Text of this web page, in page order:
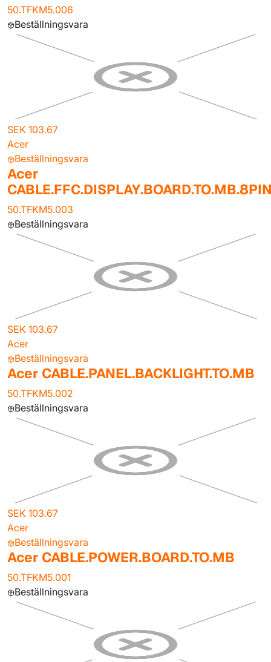
50.TFKM5.006
Beställningsvara
SEK 103.67
Acer
Beställningsvara
Acer
50.TFKM5.003
Beställningsvara
SEK 103.67
Acer
Beställningsvara
Acer CABLE.PANEL.BACKLIGHT.TO.MB
50.TFKM5.002
Beställningsvara
SEK 103.67
Acer
Beställningsvara
Acer CABLE.POWER.BOARD.TO.MB
50.TFKM5.001
Beställningsvara